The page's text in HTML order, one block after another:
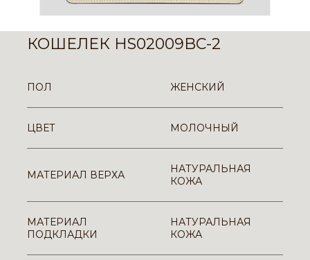
КОШЕЛЕК HS02009BC-2
ПОЛ ЖЕНСКИЙ
ЦВЕТ МОЛОЧНЫЙ
МАТЕРИАЛ ВЕРХА
НАТУРАЛЬНАЯ
КОЖА
МАТЕРИАЛ
ПОДКЛАДКИ
НАТУРАЛЬНАЯ
КОЖА